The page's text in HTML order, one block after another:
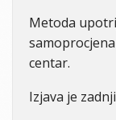
Metoda
centar.
Izjava je